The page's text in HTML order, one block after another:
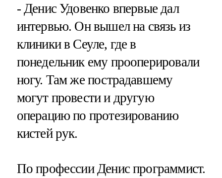
- Денис Удовенко впервые дал
интервью. Он вышел на связь из
клиники в Сеуле, где в
понедельник ему прооперировали
ногу. Там же пострадавшему
могут провести и другую
операцию по протезированию
кистей рук.
По профессии Денис программист.